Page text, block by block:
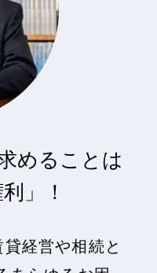
めることは
」！
経営や相続と